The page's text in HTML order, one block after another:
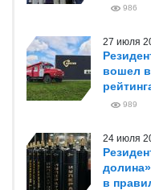
986
27 июля
вошел в
989
24 июля
в